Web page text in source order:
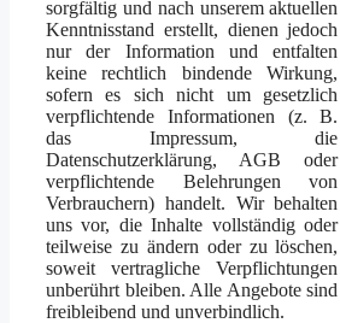
sorgfältig und nach unserem aktuellen
Kenntnisstand erstellt, dienen jedoch
nur der Information und entfalten
keine rechtlich bindende Wirkung,
sofern es sich nicht um gesetzlich
verpflichtende Informationen (z. B.
das Impressum, die
Datenschutzerklärung, AGB oder
verpflichtende Belehrungen von
Verbrauchern) handelt. Wir behalten
uns vor, die Inhalte vollständig oder
teilweise zu ändern oder zu löschen,
soweit vertragliche Verpflichtungen
unberührt bleiben. Alle Angebote sind
freibleibend und unverbindlich.